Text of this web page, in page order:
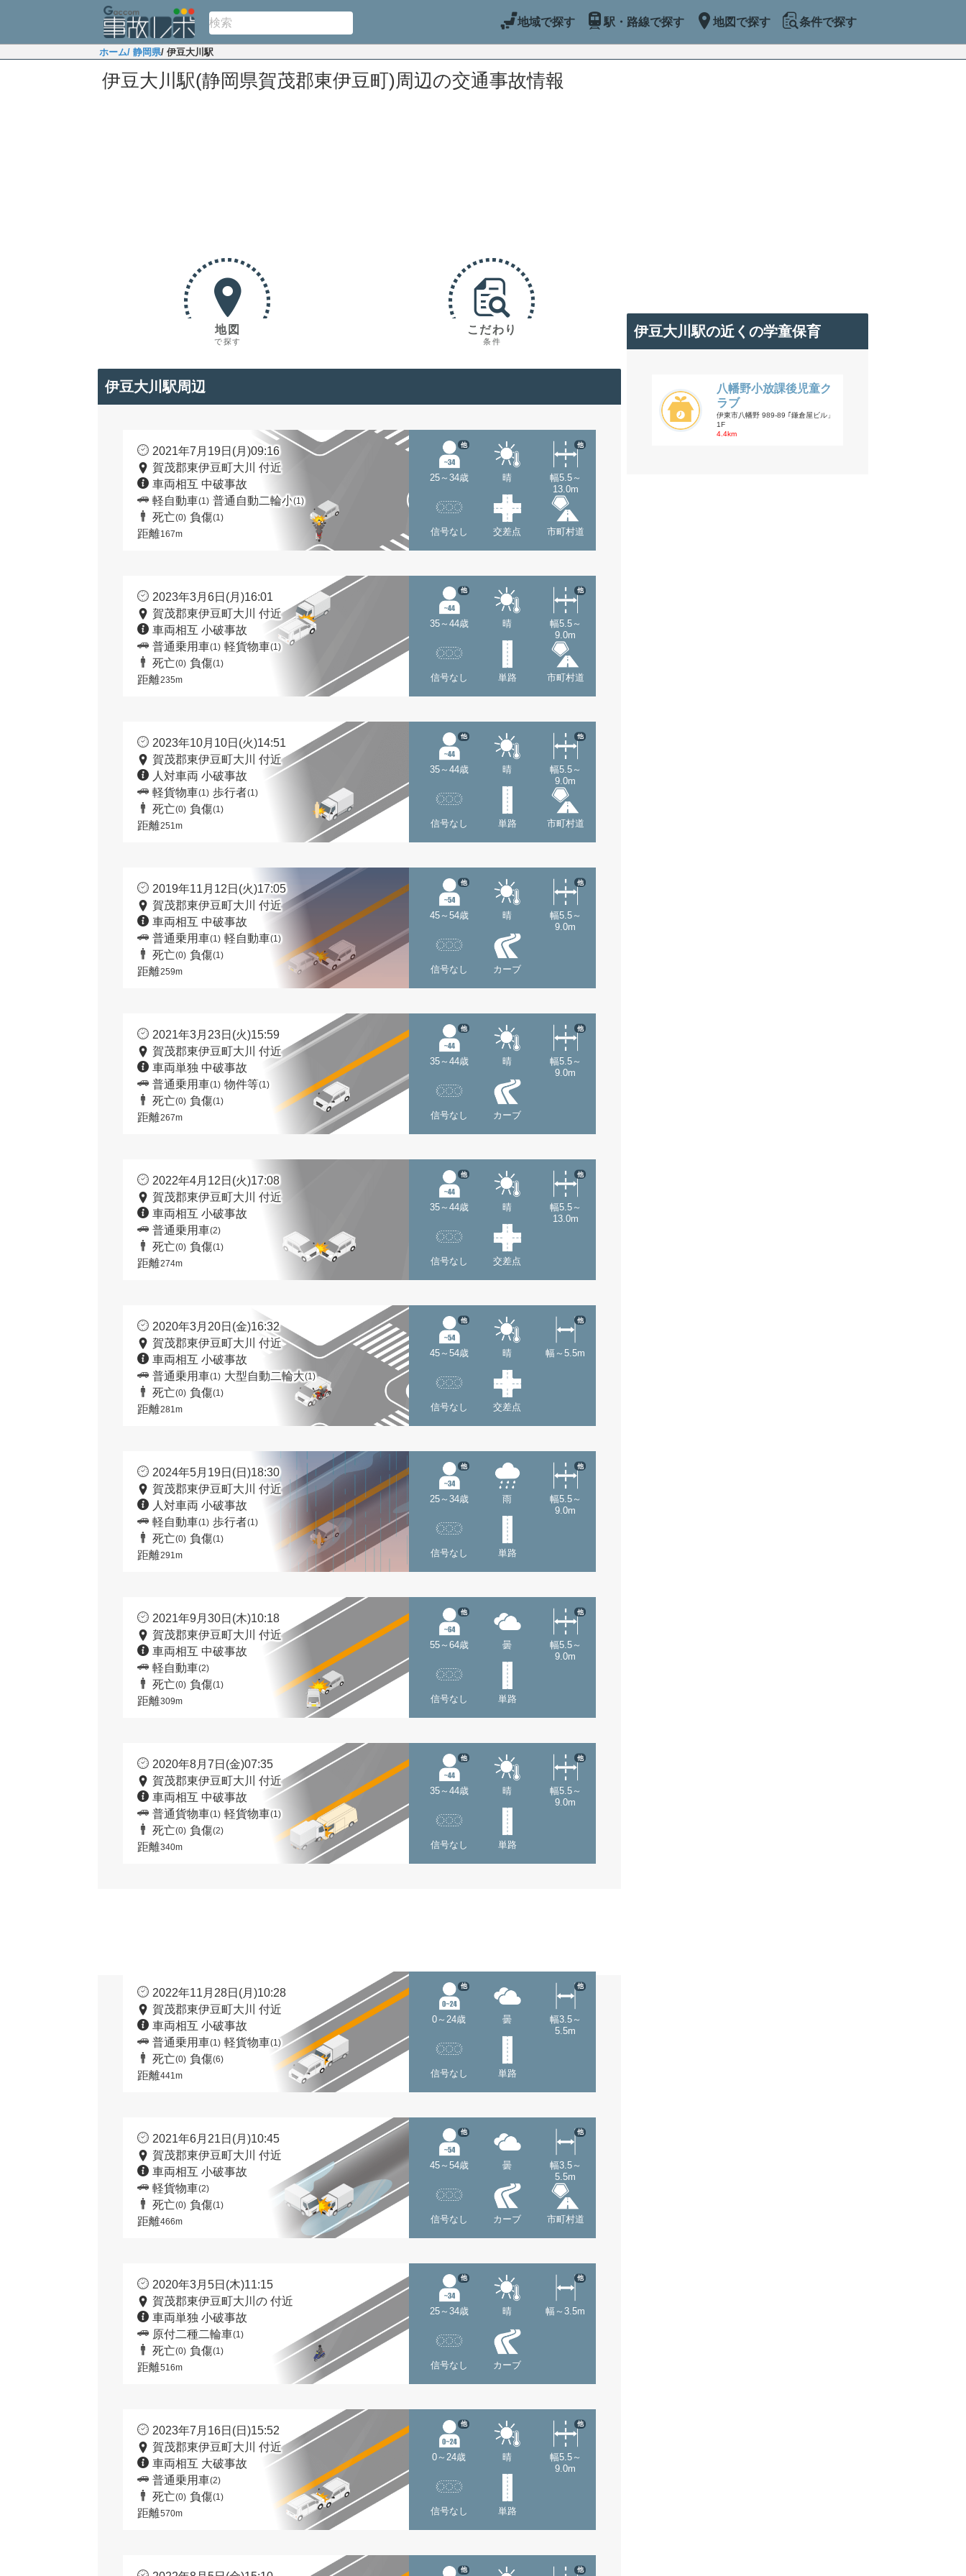
地域で探す 駅・路線で探す 地図で探す 条件で探す
ホーム/ 静岡県/ 伊豆大川駅
伊豆大川駅(静岡県賀茂郡東伊豆町)周辺の交通事故情報
地図
で探す
こだわり
条件
伊豆大川駅周辺
2021年7月19日(月)09:16
賀茂郡東伊豆町大川 付近
車両相互 中破事故
軽自動車(1) 普通自動二輪小(1)
死亡(0) 負傷(1)
距離167m
25～34歳
他
晴
幅5.5～
13.0m
他
信号なし 交差点 市町村道
2023年3月6日(月)16:01
賀茂郡東伊豆町大川 付近
車両相互 小破事故
普通乗用車(1) 軽貨物車(1)
死亡(0) 負傷(1)
距離235m
35～44歳
他
晴
幅5.5～
9.0m
他
信号なし 単路 市町村道
2023年10月10日(火)14:51
賀茂郡東伊豆町大川 付近
人対車両 小破事故
軽貨物車(1) 歩行者(1)
死亡(0) 負傷(1)
距離251m
35～44歳
他
晴
幅5.5～
9.0m
他
信号なし 単路 市町村道
2019年11月12日(火)17:05
賀茂郡東伊豆町大川 付近
車両相互 中破事故
普通乗用車(1) 軽自動車(1)
死亡(0) 負傷(1)
距離259m
45～54歳
他
晴
幅5.5～
9.0m
他
信号なし カーブ
2021年3月23日(火)15:59
賀茂郡東伊豆町大川 付近
車両単独 中破事故
普通乗用車(1) 物件等(1)
死亡(0) 負傷(1)
距離267m
35～44歳
他
晴
幅5.5～
9.0m
他
信号なし カーブ
2022年4月12日(火)17:08
賀茂郡東伊豆町大川 付近
車両相互 小破事故
普通乗用車(2)
死亡(0) 負傷(1)
距離274m
35～44歳
他
晴
幅5.5～
13.0m
他
信号なし 交差点
2020年3月20日(金)16:32
賀茂郡東伊豆町大川 付近
車両相互 小破事故
普通乗用車(1) 大型自動二輪大(1)
死亡(0) 負傷(1)
距離281m
45～54歳
他
晴 幅～5.5m
他
信号なし 交差点
2024年5月19日(日)18:30
賀茂郡東伊豆町大川 付近
人対車両 小破事故
軽自動車(1) 歩行者(1)
死亡(0) 負傷(1)
距離291m
25～34歳
他
雨
幅5.5～
9.0m
他
信号なし 単路
2021年9月30日(木)10:18
賀茂郡東伊豆町大川 付近
車両相互 中破事故
軽自動車(2)
死亡(0) 負傷(1)
距離309m
55～64歳
他
曇
幅5.5～
9.0m
他
信号なし 単路
2020年8月7日(金)07:35
賀茂郡東伊豆町大川 付近
車両相互 中破事故
普通貨物車(1) 軽貨物車(1)
死亡(0) 負傷(2)
距離340m
35～44歳
他
晴
幅5.5～
9.0m
他
信号なし 単路
2022年11月28日(月)10:28
賀茂郡東伊豆町大川 付近
車両相互 小破事故
普通乗用車(1) 軽貨物車(1)
死亡(0) 負傷(6)
距離441m
0～24歳
他
曇
幅3.5～
5.5m
他
信号なし 単路
2021年6月21日(月)10:45
賀茂郡東伊豆町大川 付近
車両相互 小破事故
軽貨物車(2)
死亡(0) 負傷(1)
距離466m
45～54歳
他
曇
幅3.5～
5.5m
他
信号なし カーブ 市町村道
2020年3月5日(木)11:15
賀茂郡東伊豆町大川の 付近
車両単独 小破事故
原付二種二輪車(1)
死亡(0) 負傷(1)
距離516m
25～34歳
他
晴 幅～3.5m
他
信号なし カーブ
2023年7月16日(日)15:52
賀茂郡東伊豆町大川 付近
車両相互 大破事故
普通乗用車(2)
死亡(0) 負傷(1)
距離570m
0～24歳
他
晴
幅5.5～
9.0m
他
信号なし 単路
他 他
伊豆大川駅の近くの学童保育
八幡野小放課後児童ク
ラブ
伊東市八幡野 989-89 ｢鎌倉屋ビル」
1F
4.4km